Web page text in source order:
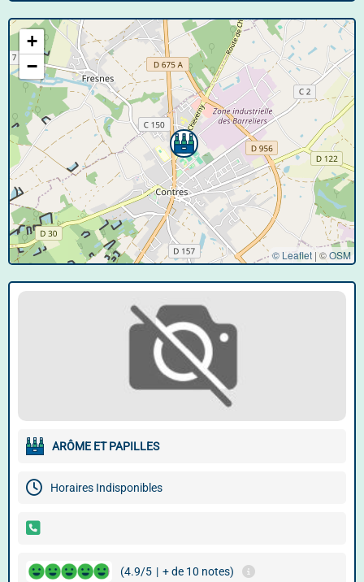
+
−
© Leaflet|©OSM
ARÔME ET PAPILLES
Horaires Indisponibles
(4.9/5 | + de 10 notes)